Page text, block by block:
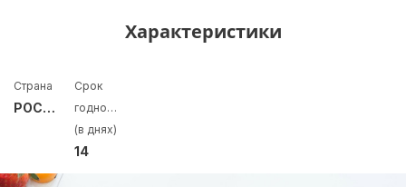
Характеристики
Страна
РОССИЯ
Срок
годности
(в днях)
14